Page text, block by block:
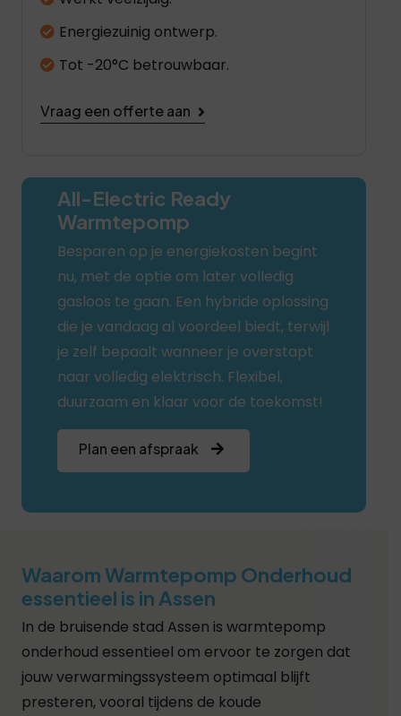
Energiezuinig ontwerp.
Tot -20°C betrouwbaar.
Vraag een offerte aan
All-Electric Ready
Warmtepomp
Besparen op je energiekosten begint
nu, met de optie om later volledig
gasloos te gaan. Een hybride oplossing
die je vandaag al voordeel biedt, terwijl
je zelf bepaalt wanneer je overstapt
naar volledig elektrisch. Flexibel,
duurzaam en klaar voor de toekomst!
Plan een afspraak
Waarom Warmtepomp Onderhoud
essentieel is in Assen
In de bruisende stad Assen is warmtepomp
onderhoud essentieel om ervoor te zorgen dat
jouw verwarmingssysteem optimaal blijft
presteren, vooral tijdens de koude